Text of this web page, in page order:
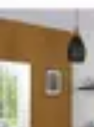
Éclairage Déco
Inspiration
Tendances
Éclairage Déco